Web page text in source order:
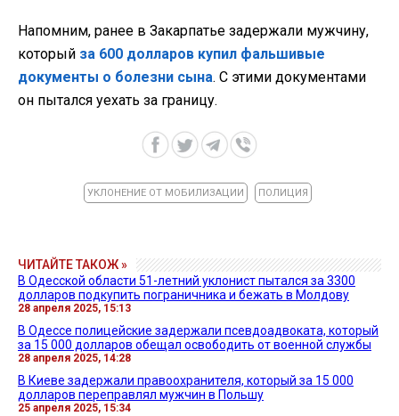
Напомним, ранее в Закарпатье задержали мужчину,
который за 600 долларов купил фальшивые
документы о болезни сына. С этими документами
он пытался уехать за границу.
УКЛОНЕНИЕ ОТ МОБИЛИЗАЦИИ ПОЛИЦИЯ
ЧИТАЙТЕ ТАКОЖ »
В Одесской области 51-летний уклонист пытался за 3300
долларов подкупить пограничника и бежать в Молдову
28 апреля 2025, 15:13
В Одессе полицейские задержали псевдоадвоката, который
за 15 000 долларов обещал освободить от военной службы
28 апреля 2025, 14:28
В Киеве задержали правоохранителя, который за 15 000
долларов переправлял мужчин в Польшу
25 апреля 2025, 15:34